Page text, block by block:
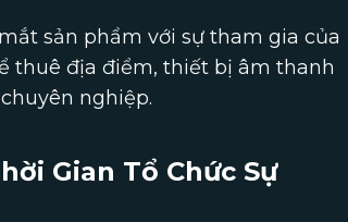
sản phẩm với sự tham gia của
thuê địa điểm, thiết bị âm thanh
nghiệp.
Gian Tổ Chức Sự